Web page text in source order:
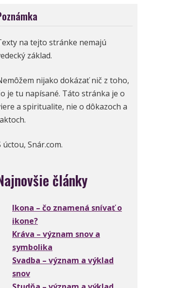
na tejto stránke nemajú
základ.
nijako dokázať nič z toho,
je tu napísané. Táto stránka je o
a spiritualite, nie o dôkazoch a
úctou, Snár.com.
články
Ikona – čo znamená snívať o
ikone?
Kráva – význam snov a
symbolika
Svadba – význam a výklad
snov